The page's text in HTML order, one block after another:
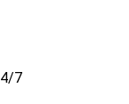
7